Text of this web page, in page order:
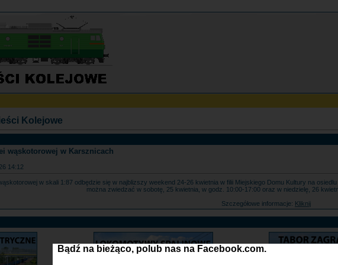
Kolejowe
wąskotorowej w Karsznicach
14:12
w skali 1:87 odbędzie się w najblizszy weekend 24-26 kwietnia w filii Miejskiego Domu Kultury na
można zwiedzać w sobotę, 25 kwietnia, w godz. 10:00-17:00 oraz w niedzielę, 26
Szczegółowe informacje: Kliknij
Bądź na bieżąco, polub nas na Facebook.com.